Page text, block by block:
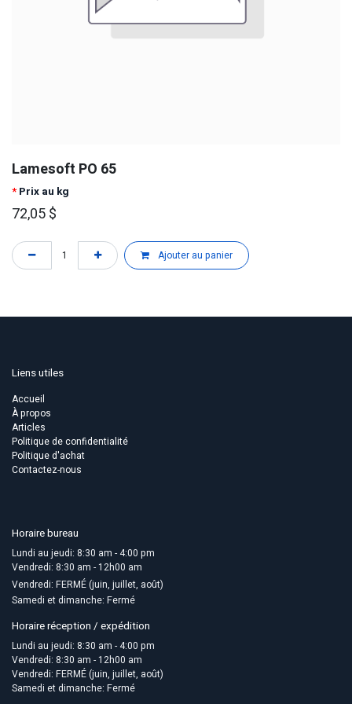
Lamesoft PO 65
*Prix au kg
72,05$
Ajouter au panier
Liens utiles
Accueil
À propos
Articles
Politique de confidentialité
Politique d'achat
Contactez-nous
Horaire bureau
Lundi au jeudi: 8:30 am - 4:00 pm
Vendredi: 8:30 am - 12h00 am
Vendredi: FERMÉ (juin, juillet, août)
Samedi et dimanche: Fermé
Horaire réception / expédition
Lundi au jeudi: 8:30 am - 4:00 pm
Vendredi: 8:30 am - 12h00 am
Vendredi: FERMÉ (juin, juillet, août)
Samedi et dimanche: Fermé